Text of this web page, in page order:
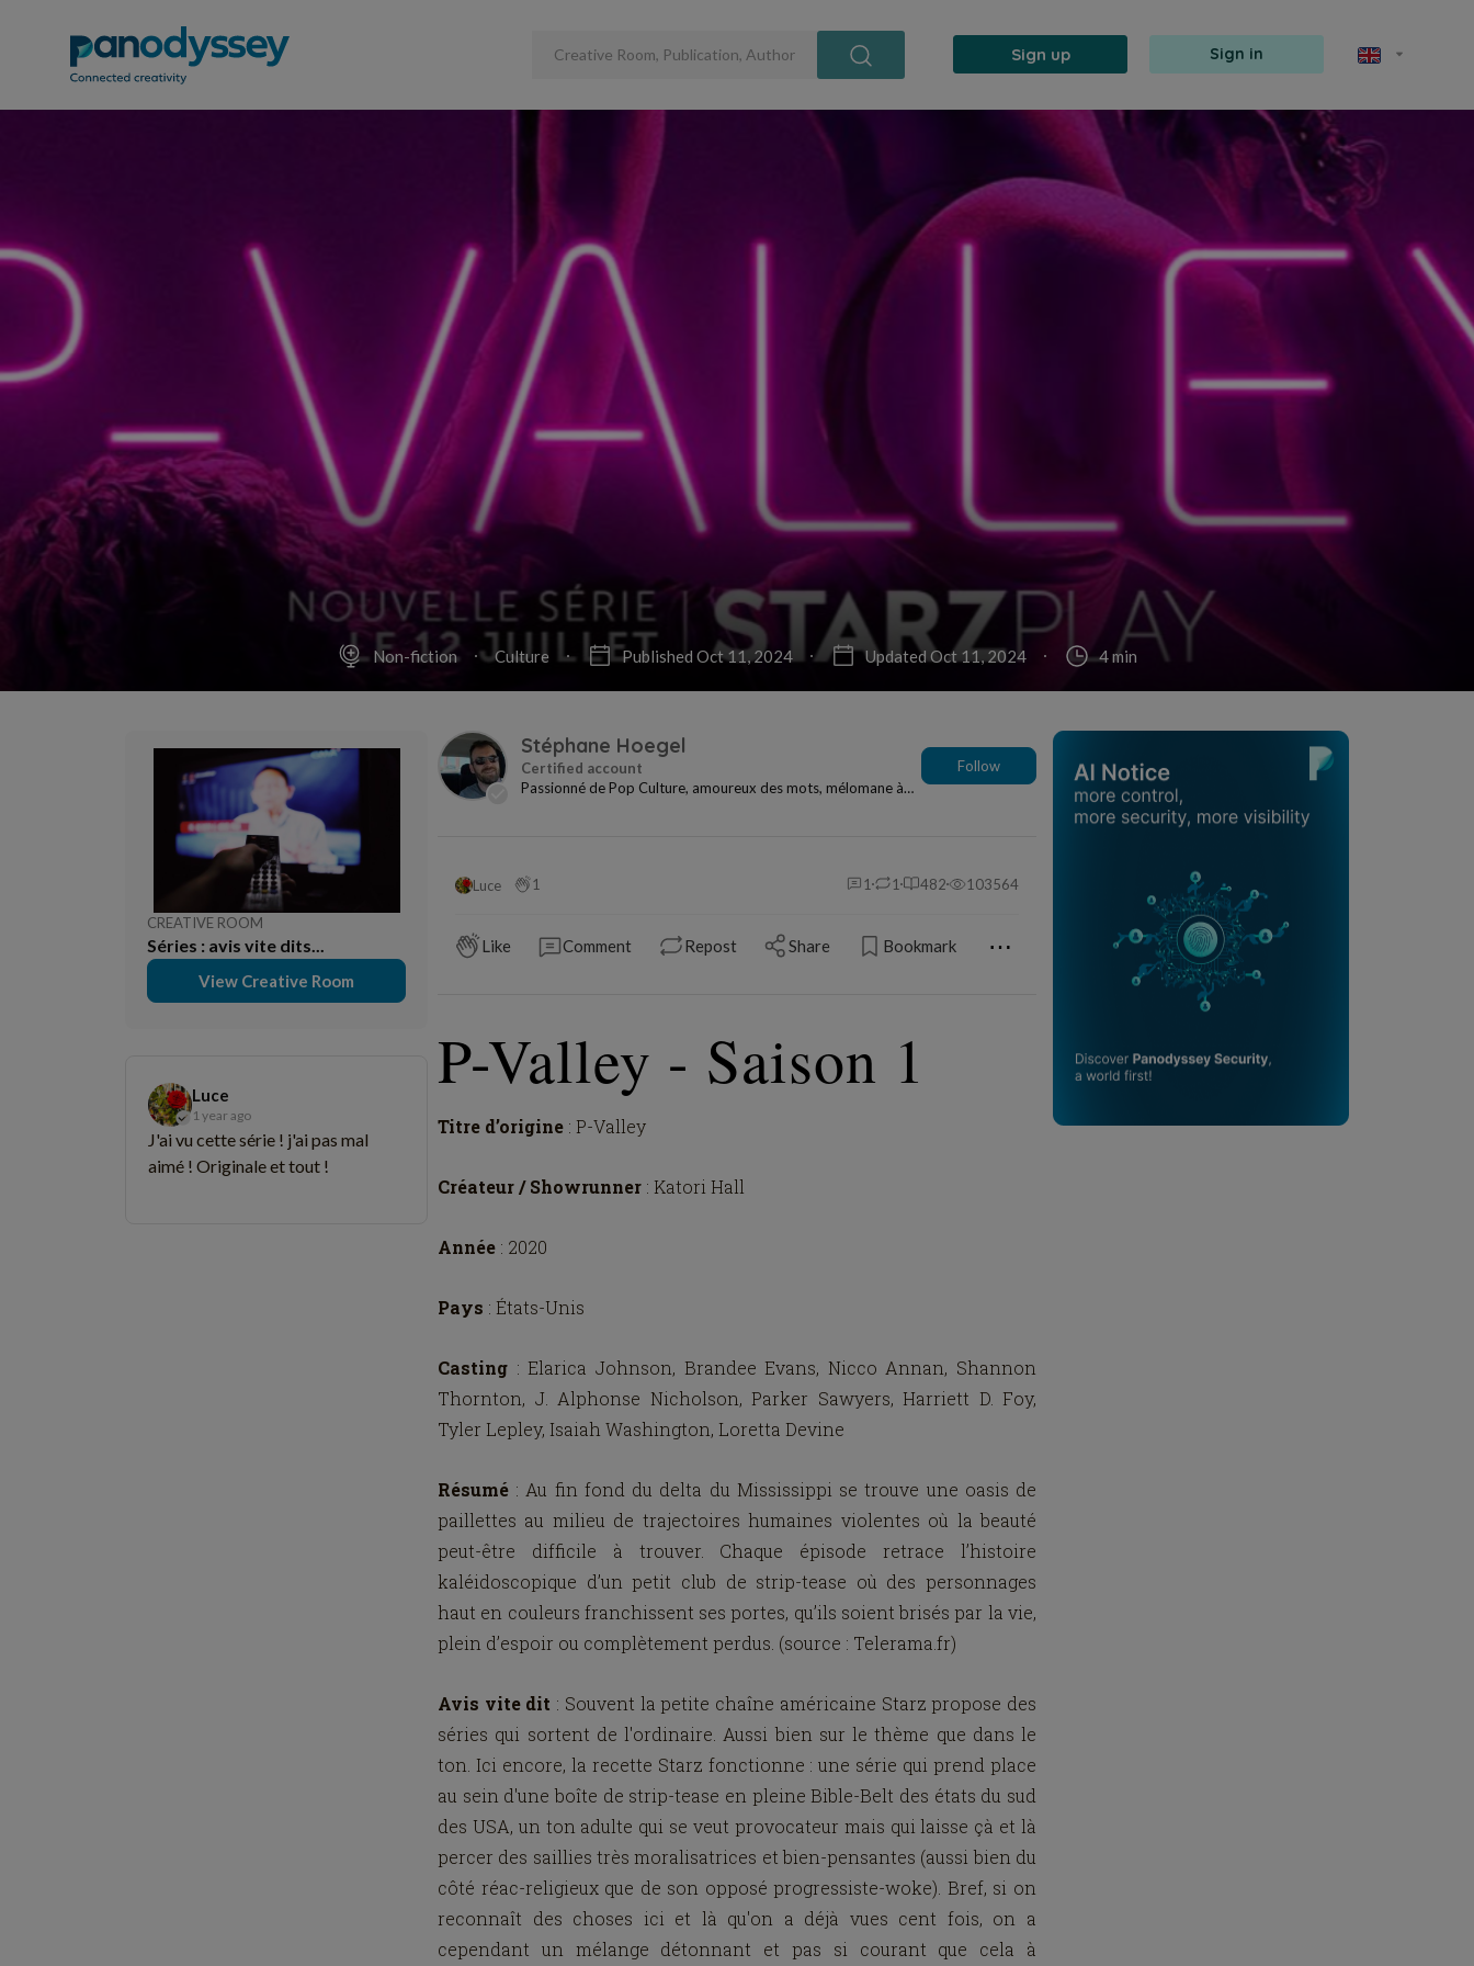
Sign up Sign in
Non-fiction Culture Published Oct 11, 2024 Updated Oct 11, 2024 4 min
CREATIVE ROOM
Séries : avis vite dits...
View Creative Room
Luce
1 year ago
J'ai vu cette série ! j'ai pas mal
aimé ! Originale et tout !
Stéphane Hoegel
Passionné de Pop Culture, amoureux des mots, mélomane à
Follow
Luce 1 1 1 482 103564
Like Comment Repost Share Bookmark ⋯
P-Valley - Saison 1
Titre d’origine : P-Valley
Créateur / Showrunner : Katori Hall
Année : 2020
Pays : États-Unis
Casting : Elarica Johnson, Brandee Evans, Nicco Annan, Shannon
Thornton, J. Alphonse Nicholson, Parker Sawyers, Harriett D. Foy,
Tyler Lepley, Isaiah Washington, Loretta Devine
Résumé : Au fin fond du delta du Mississippi se trouve une oasis de
paillettes au milieu de trajectoires humaines violentes où la beauté
peut-être difficile à trouver. Chaque épisode retrace l’histoire
kaléidoscopique d’un petit club de strip-tease où des personnages
haut en couleurs franchissent ses portes, qu’ils soient brisés par la vie,
plein d’espoir ou complètement perdus. (source : Telerama.fr)
Avis vite dit : Souvent la petite chaîne américaine Starz propose des
séries qui sortent de l'ordinaire. Aussi bien sur le thème que dans le
ton. Ici encore, la recette Starz fonctionne : une série qui prend place
au sein d'une boîte de strip-tease en pleine Bible-Belt des états du sud
des USA, un ton adulte qui se veut provocateur mais qui laisse çà et là
percer des saillies très moralisatrices et bien-pensantes (aussi bien du
côté réac-religieux que de son opposé progressiste-woke). Bref, si on
reconnaît des choses ici et là qu'on a déjà vues cent fois, on a
cependant un mélange détonnant et pas si courant que cela à